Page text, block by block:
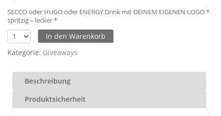
SECCO oder HUGO oder ENERGY Drink mit DEINEM EIGENEN LOGO *
spritzig – lecker *
In den Warenkorb
Kategorie: Giveaways
Beschreibung
Produktsicherheit